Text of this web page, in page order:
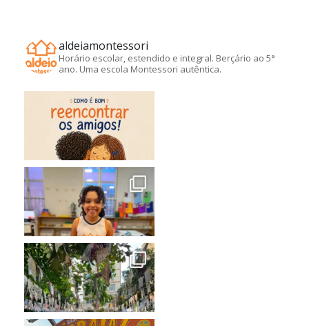
aldeiamontessori
Horário escolar, estendido e integral. Berçário ao 5°
ano. Uma escola Montessori autêntica.